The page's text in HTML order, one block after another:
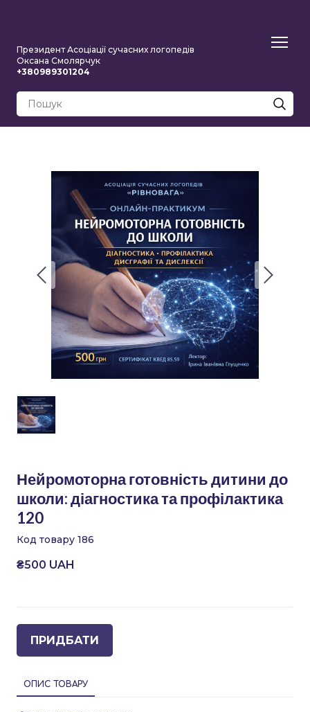
Президент Асоціації сучасних логопедів
Оксана Смолярчук
+380989301204
Нейромоторна готовність дитини до
школи: діагностика та профілактика
120
Код товару 186
₴500 UAH
ПРИДБАТИ
ОПИС ТОВАРУ